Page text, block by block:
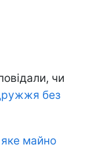
чи
без
яке майно